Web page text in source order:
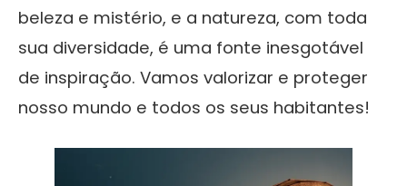
beleza e mistério, e a natureza, com toda
sua diversidade, é uma fonte inesgotável
de inspiração. Vamos valorizar e proteger
nosso mundo e todos os seus habitantes!